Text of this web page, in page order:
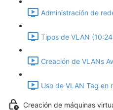
Administración de
Tipos de VLAN
Creación de VLANs
Uso de VLAN Tag en
Creación de máquinas